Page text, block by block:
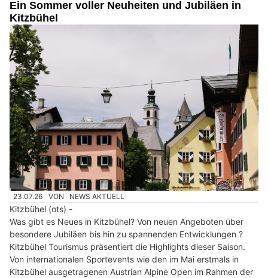
Ein Sommer voller Neuheiten und Jubiläen in
Kitzbühel
23.07.26 VON NEWS AKTUELL
Kitzbühel (ots) -
Was gibt es Neues in Kitzbühel? Von neuen Angeboten über
besondere Jubiläen bis hin zu spannenden Entwicklungen ?
Kitzbühel Tourismus präsentiert die Highlights dieser Saison.
Von internationalen Sportevents wie den im Mai erstmals in
Kitzbühel ausgetragenen Austrian Alpine Open im Rahmen der